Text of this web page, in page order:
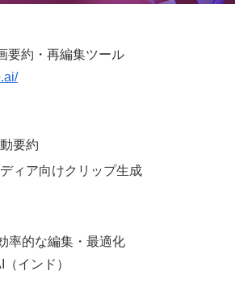
要約・再編集ツール
要約
ィア向けクリップ生成
率的な編集・最適化
インド）